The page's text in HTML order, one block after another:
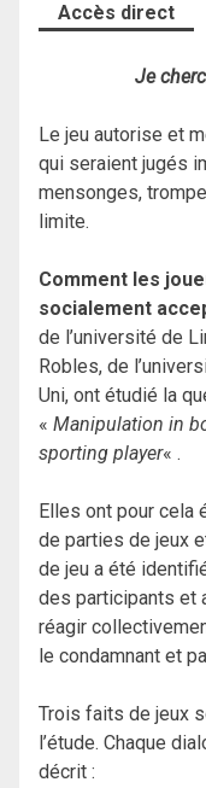
Accès direct
Je
Le jeu autorise et
qui seraient jugés
mensonges,
limite.
Comment les
socialement
de l’université de
Robles, de
Uni, ont étudié la
« Manipulation in
sporting player« .
Elles ont pour cela
de parties de jeux
de jeu a été
des participants et
réagir
le condamnant et
Trois faits de jeux
l’étude. Chaque
décrit :